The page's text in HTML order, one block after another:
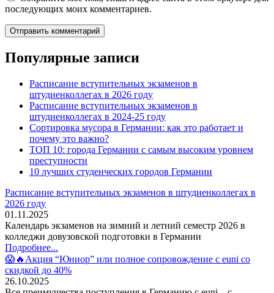
последующих моих комментариев.
Популярные записи
Расписание вступительных экзаменов в
штудиенколлегах в 2026 году
Расписание вступительных экзаменов в
штудиенколлегах в 2024-25 году
Сортировка мусора в Германии: как это работает и
почему это важно?
ТОП 10: города Германии с самым высоким уровнем
преступности
10 лучших студенческих городов Германии
Расписание вступительных экзаменов в штудиенколлегах в
2026 году
01.11.2025
Календарь экзаменов на зимний и летний семестр 2026 в
колледжи довузовской подготовки в Германии
Подробнее...
😱🔥Акция “Юниор” или полное сопровождение с euni со
скидкой до 40%
26.10.2025